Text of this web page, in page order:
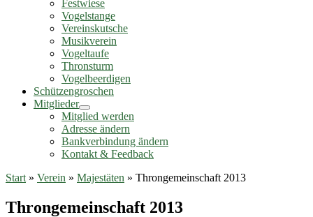
Festwiese
Vogelstange
Vereinskutsche
Musikverein
Vogeltaufe
Thronsturm
Vogelbeerdigen
Schützengroschen
Mitglieder
Mitglied werden
Adresse ändern
Bankverbindung ändern
Kontakt & Feedback
Start » Verein » Majestäten » Throngemeinschaft 2013
Throngemeinschaft 2013